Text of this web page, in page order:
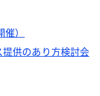
）
供のあり方検討会